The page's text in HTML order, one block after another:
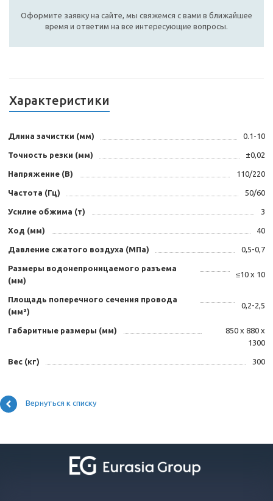
Оформите заявку на сайте, мы свяжемся с вами в ближайшее
время и ответим на все интересующие вопросы.
Характеристики
Длина зачистки (мм) 0.1-10
Точность резки (мм) ±0,02
Напряжение (В) 110/220
Частота (Гц) 50/60
Усилие обжима (т) 3
Ход (мм) 40
Давление сжатого воздуха (МПа) 0,5-0,7
Размеры водонепроницаемого разъема
(мм)
≤10 х 10
Площадь поперечного сечения провода
(мм²)
0,2-2,5
Габаритные размеры (мм)
850 x 880 x
1300
Вес (кг) 300
Вернуться к списку